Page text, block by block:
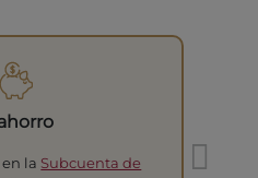
la Subcuenta de